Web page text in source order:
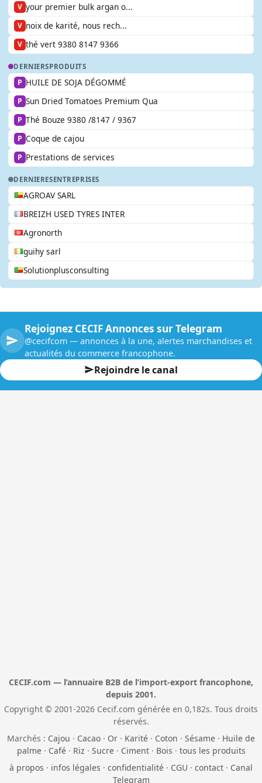
V your premier bulk argan o...
V noix de karité, nous rech...
V thé vert 9380 8147 9366
DERNIERSPRODUITS
P HUILE DE SOJA DÉGOMMÉ
P Sun Dried Tomatoes Premium Qua
P Thé Bouze 9380 /8147 / 9367
P Coque de cajou
P Prestations de services
DERNIERESENTREPRISES
AGROAV SARL
BREIZH USED TYRES INTER
Agronorth
guihy sarl
Solutionplusconsulting
Rejoignez CECIF Annonces sur Telegram
@cecifcom — annonces à la une, alertes marchandises et
actualités du commerce francophone.
Rejoindre le canal
CECIF.com — l’annuaire B2B de l’import-export francophone,
depuis 2001.
Copyright © 2001-2026 Cecif.com générée en 0,182s. Tous droits
réservés.
Marchés : Cajou · Cacao · Or · Karité · Coton · Sésame · Huile de
palme· Café· Riz · Sucre· Ciment· Bois · tous les produits
à propos · infos légales · confidentialité · CGU · contact · Canal
Telegram